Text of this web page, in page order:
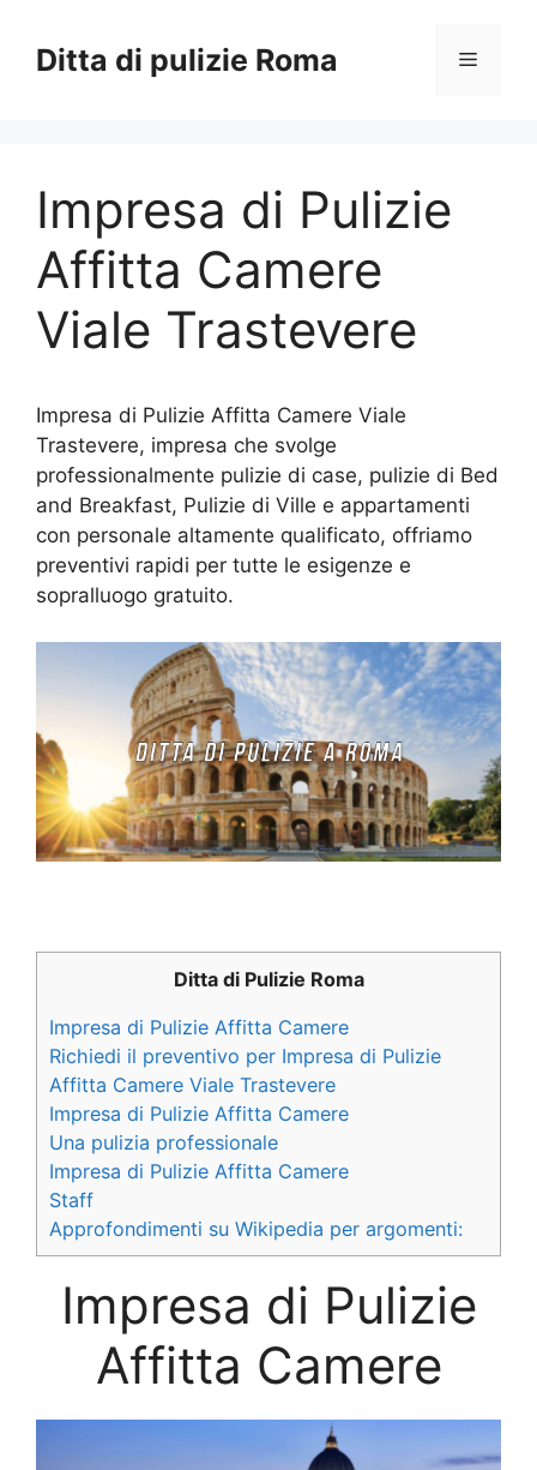
contenuto
Ditta di pulizie Roma Menu
Impresa di Pulizie
Affitta Camere
Viale Trastevere
Impresa di Pulizie Affitta Camere Viale
Trastevere, impresa che svolge
professionalmente pulizie di case, pulizie di Bed
and Breakfast, Pulizie di Ville e appartamenti
con personale altamente qualificato, offriamo
preventivi rapidi per tutte le esigenze e
sopralluogo gratuito.
Ditta di Pulizie Roma
Impresa di Pulizie Affitta Camere
Richiedi il preventivo per Impresa di Pulizie
Affitta Camere Viale Trastevere
Impresa di Pulizie Affitta Camere
Una pulizia professionale
Impresa di Pulizie Affitta Camere
Staff
Approfondimenti su Wikipedia per argomenti:
Impresa di Pulizie
Affitta Camere